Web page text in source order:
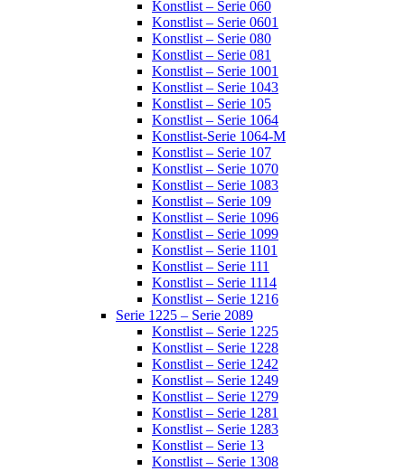
Konstlist – Serie 060
Konstlist – Serie 0601
Konstlist – Serie 080
Konstlist – Serie 081
Konstlist – Serie 1001
Konstlist – Serie 1043
Konstlist – Serie 105
Konstlist – Serie 1064
Konstlist-Serie 1064-M
Konstlist – Serie 107
Konstlist – Serie 1070
Konstlist – Serie 1083
Konstlist – Serie 109
Konstlist – Serie 1096
Konstlist – Serie 1099
Konstlist – Serie 1101
Konstlist – Serie 111
Konstlist – Serie 1114
Konstlist – Serie 1216
Serie 1225 – Serie 2089
Konstlist – Serie 1225
Konstlist – Serie 1228
Konstlist – Serie 1242
Konstlist – Serie 1249
Konstlist – Serie 1279
Konstlist – Serie 1281
Konstlist – Serie 1283
Konstlist – Serie 13
Konstlist – Serie 1308